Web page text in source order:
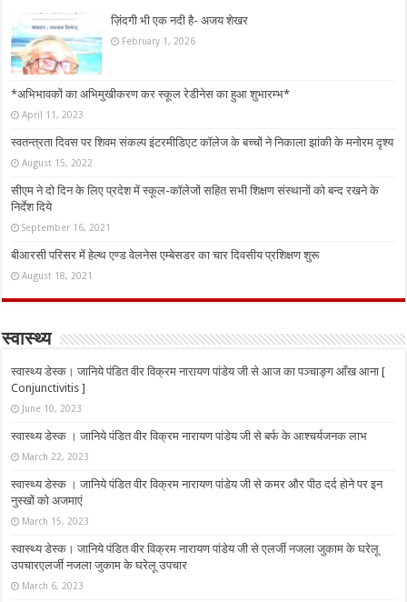
ज़िंदगी भी एक नदी है- अजय शेखर
February 1, 2026
*अभिभावकों का अभिमुखीकरण कर स्कूल रेडीनेस का हुआ शुभारम्भ*
April 11, 2023
स्वतन्त्रता दिवस पर शिवम संकल्प इंटरमीडिएट कॉलेज के बच्चों ने निकाला झांकी के मनोरम दृश्य
August 15, 2022
सीएम ने दो दिन के लिए प्रदेश में स्कूल-कॉलेजों सहित सभी शिक्षण संस्थानों को बन्द रखने के
निर्देश दिये
September 16, 2021
बीआरसी परिसर में हेल्थ एण्ड वेलनेस एम्बेसडर का चार दिवसीय प्रशिक्षण शुरू
August 18, 2021
स्वास्थ्य
स्वास्थ्य डेस्क। जानिये पंडित वीर विक्रम नारायण पांडेय जी से आज का पञ्चाङ्ग आँख आना [
Conjunctivitis ]
June 10, 2023
स्वास्थ्य डेस्क । जानिये पंडित वीर विक्रम नारायण पांडेय जी से बर्फ के आश्चर्यजनक लाभ
March 22, 2023
स्वास्थ्य डेस्क । जानिये पंडित वीर विक्रम नारायण पांडेय जी से कमर और पीठ दर्द होने पर इन
नुस्‍खों को अजमाएं
March 15, 2023
स्वास्थ्य डेस्क। जानिये पंडित वीर विक्रम नारायण पांडेय जी से एलर्जी नजला जुकाम के घरेलू
उपचारएलर्जी नजला जुकाम के घरेलू उपचार
March 6, 2023